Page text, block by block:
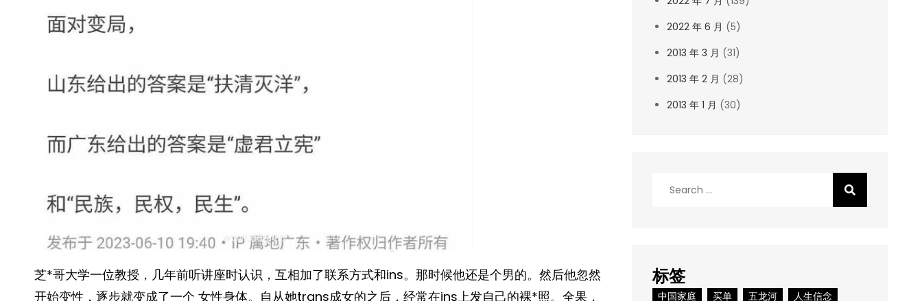
芝*哥大学一位教授，几年前听讲座时认识，互相加了联系方式和ins。那时候他还是个男的。然后他忽然
开始变性，逐步就变成了一个 女性身体。自从她trans成女的之后，经常在ins上发自己的裸*照。全果，
2022 年 6 月 (5)
2013 年 3 月 (31)
2013 年 2 月 (28)
2013 年 1 月 (30)
标签
中国家庭 买单 五龙河
人生信念